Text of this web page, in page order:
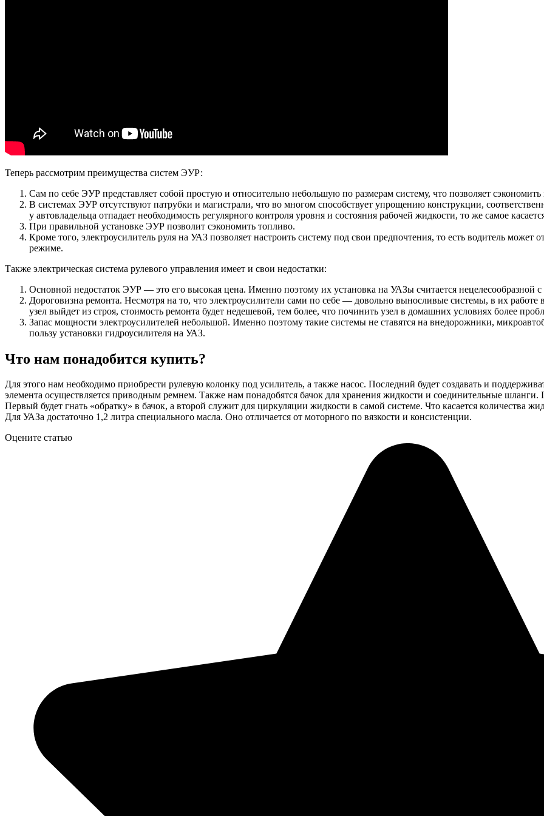
Теперь рассмотрим преимущества систем ЭУР:
Сам по себе ЭУР представляет собой простую и относительно небольшую по размерам систему, что позволяет
В системах ЭУР отсутствуют патрубки и магистрали, что во многом способствует упрощению конструкции,
у автовладельца отпадает необходимость регулярного контроля уровня и состояния рабочей жидкости, то же самое
При правильной установке ЭУР позволит сэкономить топливо.
Кроме того, электроусилитель руля на УАЗ позволяет настроить систему под свои предпочтения, то есть водитель может
режиме.
Также электрическая система рулевого управления имеет и свои недостатки:
Основной недостаток ЭУР — это его высокая цена. Именно поэтому их установка на УАЗы считается нецелесообразной с
Дороговизна ремонта. Несмотря на то, что электроусилители сами по себе — довольно выносливые системы, в их работе
узел выйдет из строя, стоимость ремонта будет недешевой, тем более, что починить узел в домашних условиях более
Запас мощности электроусилителей небольшой. Именно поэтому такие системы не ставятся на внедорожники,
пользу установки гидроусилителя на УАЗ.
Что нам понадобится купить?
Для этого нам необходимо приобрести рулевую колонку под усилитель, а также насос. Последний будет создавать и
элемента осуществляется приводным ремнем. Также нам понадобятся бачок для хранения жидкости и соединительные шланги.
Первый будет гнать «обратку» в бачок, а второй служит для циркуляции жидкости в самой системе. Что касается количества
Для УАЗа достаточно 1,2 литра специального масла. Оно отличается от моторного по вязкости и консистенции.
Оцените статью